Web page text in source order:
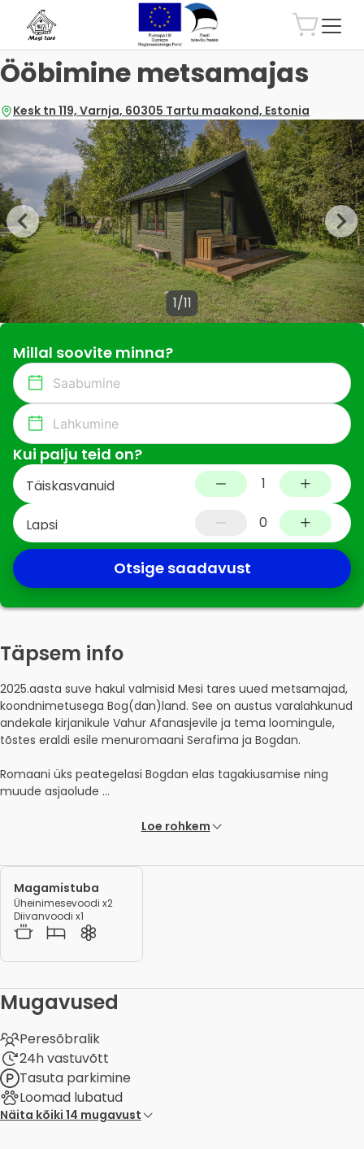
Ööbimine metsamajas
Kesk tn 119, Varnja, 60305 Tartu maakond, Estonia
1/11
Millal soovite minna?
Kui palju teid on?
Täiskasvanuid 1
Lapsi 0
Otsige saadavust
Täpsem info
2025.aasta suve hakul valmisid Mesi tares uued metsamajad,
koondnimetusega Bog(dan)land. See on austus varalahkunud
andekale kirjanikule Vahur Afanasjevile ja tema loomingule,
tõstes eraldi esile menuromaani Serafima ja Bogdan.
Romaani üks peategelasi Bogdan elas tagakiusamise ning
muude asjaolude ...
Loe rohkem
Magamistuba
Üheinimesevoodi x2
Diivanvoodi x1
Mugavused
Peresõbralik
24h vastuvõtt
Tasuta parkimine
Loomad lubatud
Näita kõiki 14 mugavust